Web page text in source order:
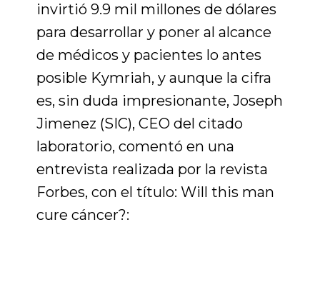
invirtió 9.9 mil millones de dólares
para desarrollar y poner al alcance
de médicos y pacientes lo antes
posible Kymriah, y aunque la cifra
es, sin duda impresionante, Joseph
Jimenez (SIC), CEO del citado
laboratorio, comentó en una
entrevista realizada por la revista
Forbes, con el título: Will this man
cure cáncer?: